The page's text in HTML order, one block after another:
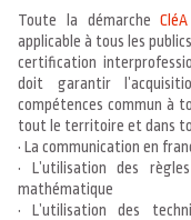
Toute la démarcheCléA
applicable à tous les
certification
doit garantir
compétences commun à
tout le territoire et dans
• La communication en
• L’utilisation des
mathématique
• L’utilisation des